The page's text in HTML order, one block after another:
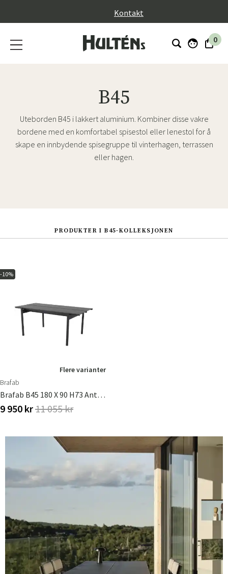
Kontakt
0
B45
Uteborden B45 i lakkert aluminium. Kombiner disse vakre
bordene med en komfortabel spisestol eller lenestol for å
skape en innbydende spisegruppe til vinterhagen, terrassen
eller hagen.
PRODUKTER I B45-KOLLEKSJONEN
-10%
Flere varianter
Brafab
Brafab B45 180 X 90 H73 Antrasitt
9 950 kr11 055 kr